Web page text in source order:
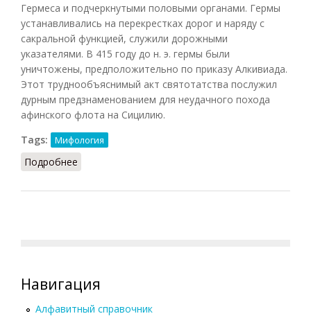
Гермеса и подчеркнутыми половыми органами. Гермы
устанавливались на перекрестках дорог и наряду с
сакральной функцией, служили дорожными
указателями. В 415 году до н. э. гермы были
уничтожены, предположительно по приказу Алкивиада.
Этот труднообъяснимый акт святотатства послужил
дурным предзнаменованием для неудачного похода
афинского флота на Сицилию.
Tags:
Мифология
Подробнее
Навигация
Алфавитный справочник